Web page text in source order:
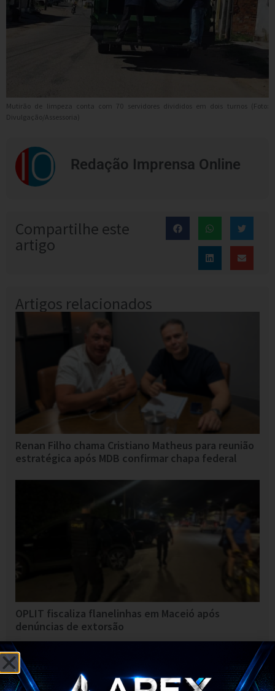
Mutirão de limpeza conta com 70 servidores divididos em dois turnos (Foto:
Divulgação/Assessoria)
Redação Imprensa Online
Compartilhe este
artigo
Artigos relacionados
Renan Filho chama Cristiano Matheus para reunião
estratégica após MDB confirmar chapa federal
OPLIT fiscaliza flanelinhas em Maceió após
denúncias de extorsão